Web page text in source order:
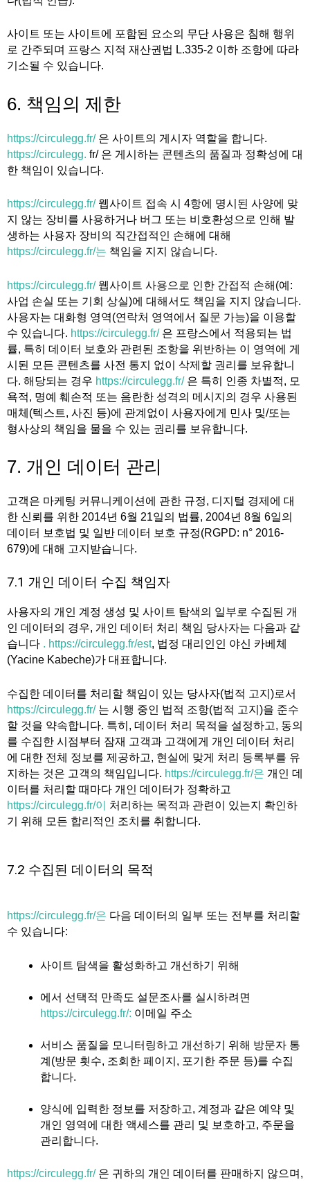
사이트 또는 사이트에 포함된 요소의 무단 사용은 침해 행위
로 간주되며 프랑스 지적 재산권법 L.335-2 이하 조항에 따라
기소될 수 있습니다.
6. 책임의 제한
https://circulegg.fr/은 사이트의 게시자 역할을 합니다.
https://circulegg. fr/ 은 게시하는 콘텐츠의 품질과 정확성에 대
한 책임이 있습니다.
https://circulegg.fr/웹사이트 접속 시 4항에 명시된 사양에 맞
지 않는 장비를 사용하거나 버그 또는 비호환성으로 인해 발
생하는 사용자 장비의 직간접적인 손해에 대해
https://circulegg.fr/는 책임을 지지 않습니다.
https://circulegg.fr/웹사이트 사용으로 인한 간접적 손해(예:
사업 손실 또는 기회 상실)에 대해서도 책임을 지지 않습니다.
사용자는 대화형 영역(연락처 영역에서 질문 가능)을 이용할
수 있습니다. https://circulegg.fr/은 프랑스에서 적용되는 법
률, 특히 데이터 보호와 관련된 조항을 위반하는 이 영역에 게
시된 모든 콘텐츠를 사전 통지 없이 삭제할 권리를 보유합니
다. 해당되는 경우 https://circulegg.fr/은 특히 인종 차별적, 모
욕적, 명예 훼손적 또는 음란한 성격의 메시지의 경우 사용된
매체(텍스트, 사진 등)에 관계없이 사용자에게 민사 및/또는
형사상의 책임을 물을 수 있는 권리를 보유합니다.
7. 개인 데이터 관리
고객은 마케팅 커뮤니케이션에 관한 규정, 디지털 경제에 대
한 신뢰를 위한 2014년 6월 21일의 법률, 2004년 8월 6일의
데이터 보호법 및 일반 데이터 보호 규정(RGPD: n° 2016-
679)에 대해 고지받습니다.
7.1 개인 데이터 수집 책임자
사용자의 개인 계정 생성 및 사이트 탐색의 일부로 수집된 개
인 데이터의 경우, 개인 데이터 처리 책임 당사자는 다음과 같
습니다 . https://circulegg.fr/est, 법정 대리인인 야신 카베체
(Yacine Kabeche)가 대표합니다.
수집한 데이터를 처리할 책임이 있는 당사자(법적 고지)로서
https://circulegg.fr/는 시행 중인 법적 조항(법적 고지)을 준수
할 것을 약속합니다. 특히, 데이터 처리 목적을 설정하고, 동의
를 수집한 시점부터 잠재 고객과 고객에게 개인 데이터 처리
에 대한 전체 정보를 제공하고, 현실에 맞게 처리 등록부를 유
지하는 것은 고객의 책임입니다. https://circulegg.fr/은 개인 데
이터를 처리할 때마다 개인 데이터가 정확하고
https://circulegg.fr/이
처리하는 목적과 관련이 있는지 확인하
기 위해 모든 합리적인 조치를 취합니다.
7.2 수집된 데이터의 목적
https://circulegg.fr/은 다음 데이터의 일부 또는 전부를 처리할
수 있습니다:
사이트 탐색을 활성화하고 개선하기 위해
에서 선택적 만족도 설문조사를 실시하려면
https://circulegg.fr/: 이메일 주소
서비스 품질을 모니터링하고 개선하기 위해 방문자 통
계(방문 횟수, 조회한 페이지, 포기한 주문 등)를 수집
합니다.
양식에 입력한 정보를 저장하고, 계정과 같은 예약 및
개인 영역에 대한 액세스를 관리 및 보호하고, 주문을
관리합니다.
https://circulegg.fr/은 귀하의 개인 데이터를 판매하지 않으며,